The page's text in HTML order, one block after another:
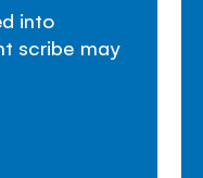
into
scribe may